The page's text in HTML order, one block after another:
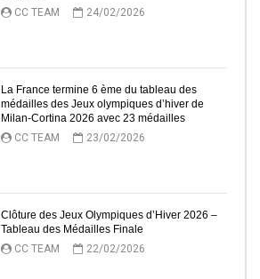
CC TEAM
24/02/2026
La France termine 6 ème du tableau des
médailles des Jeux olympiques d’hiver de
Milan-Cortina 2026 avec 23 médailles
CC TEAM
23/02/2026
Clôture des Jeux Olympiques d’Hiver 2026 –
Tableau des Médailles Finale
CC TEAM
22/02/2026